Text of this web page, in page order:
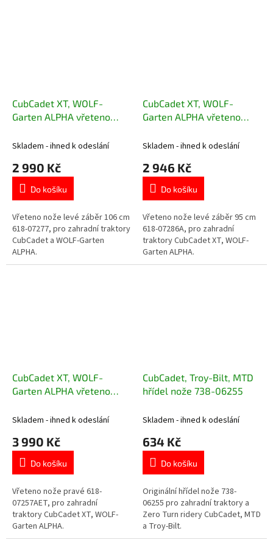
CubCadet XT, WOLF-
Garten ALPHA vřeteno
618-07277
Skladem - ihned k odeslání
2 990 Kč
Do košíku
Vřeteno nože levé záběr 106 cm
618-07277, pro zahradní traktory
CubCadet a WOLF-Garten
ALPHA.
CubCadet XT, WOLF-
Garten ALPHA vřeteno
618-07286A
Skladem - ihned k odeslání
2 946 Kč
Do košíku
Vřeteno nože levé záběr 95 cm
618-07286A, pro zahradní
traktory CubCadet XT, WOLF-
Garten ALPHA.
CubCadet XT, WOLF-
Garten ALPHA vřeteno
Skladem - ihned k odeslání
3 990 Kč
Do košíku
Vřeteno nože pravé 618-
07257AET, pro zahradní
traktory CubCadet XT, WOLF-
Garten ALPHA.
CubCadet, Troy-Bilt, MTD
hřídel nože 738-06255
Skladem - ihned k odeslání
634 Kč
Do košíku
Originální hřídel nože 738-
06255 pro zahradní traktory a
Zero Turn ridery CubCadet, MTD
a Troy-Bilt.